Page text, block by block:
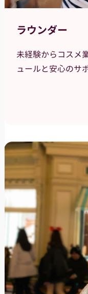
ラウンダー
未経験からコスメ
ュールと安心のサ